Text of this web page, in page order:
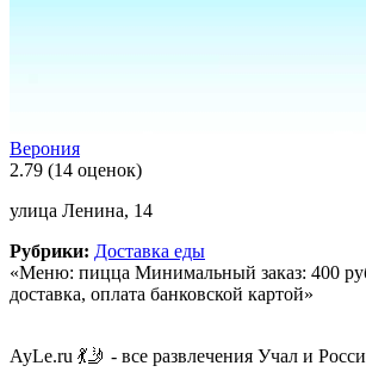
Верония
2.79 (14 оценок)
улица Ленина, 14
Рубрики: Доставка еды
«Меню: пицца Минимальный заказ: 400
доставка, оплата банковской картой»
AyLe.ru 💃🤳 - все развлечения Учал и